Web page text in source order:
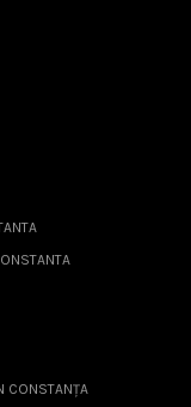
CONSTANȚA